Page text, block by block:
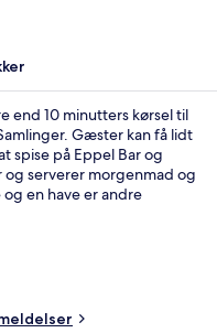
end 10 minutters kørsel til
Gæster kan få lidt
spise på Eppel Bar og
og serverer morgenmad og
en have er andre